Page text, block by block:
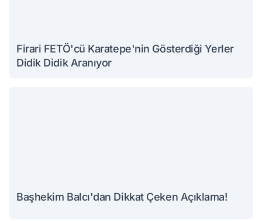
Firari FETÖ'cü Karatepe'nin Gösterdiği Yerler
Didik Didik Aranıyor
Başhekim Balcı'dan Dikkat Çeken Açıklama!